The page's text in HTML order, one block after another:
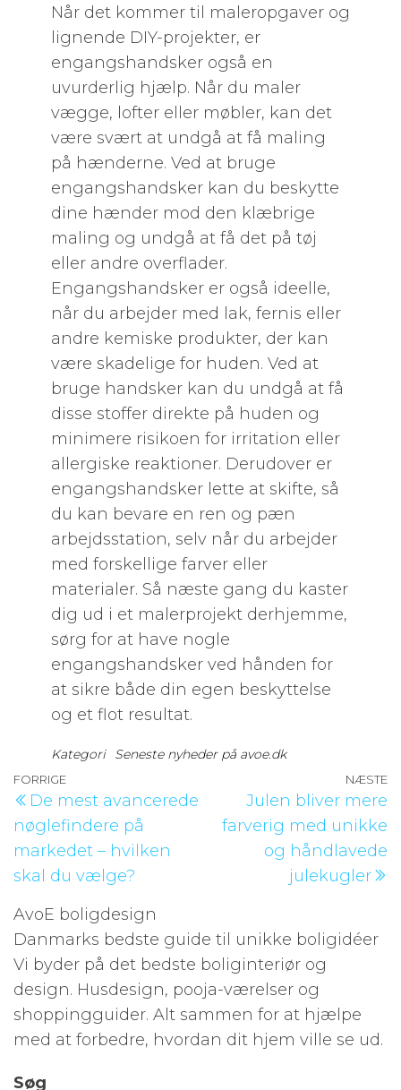
Når det kommer til maleropgaver og
lignende DIY-projekter, er
engangshandsker også en
uvurderlig hjælp. Når du maler
vægge, lofter eller møbler, kan det
være svært at undgå at få maling
på hænderne. Ved at bruge
engangshandsker kan du beskytte
dine hænder mod den klæbrige
maling og undgå at få det på tøj
eller andre overflader.
Engangshandsker er også ideelle,
når du arbejder med lak, fernis eller
andre kemiske produkter, der kan
være skadelige for huden. Ved at
bruge handsker kan du undgå at få
disse stoffer direkte på huden og
minimere risikoen for irritation eller
allergiske reaktioner. Derudover er
engangshandsker lette at skifte, så
du kan bevare en ren og pæn
arbejdsstation, selv når du arbejder
med forskellige farver eller
materialer. Så næste gang du kaster
dig ud i et malerprojekt derhjemme,
sørg for at have nogle
engangshandsker ved hånden for
at sikre både din egen beskyttelse
og et flot resultat.
Kategori Seneste nyheder på avoe.dk
Indlægsnavigation
Forrige
indlæg
FORRIGE
De mest avancerede
nøglefindere på
markedet – hvilken
skal du vælge?
NÆSTE
Julen bliver mere
farverig med unikke
og håndlavede
julekugler
AvoE boligdesign
Danmarks bedste guide til unikke boligidéer
Vi byder på det bedste boliginteriør og
design. Husdesign, pooja-værelser og
shoppingguider. Alt sammen for at hjælpe
med at forbedre, hvordan dit hjem ville se ud.
Søg